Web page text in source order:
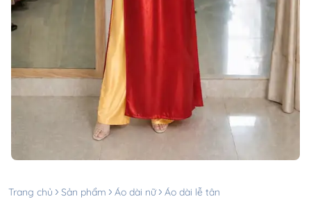
Trang chủ Sản phẩm Áo dài nữ Áo dài lễ tân